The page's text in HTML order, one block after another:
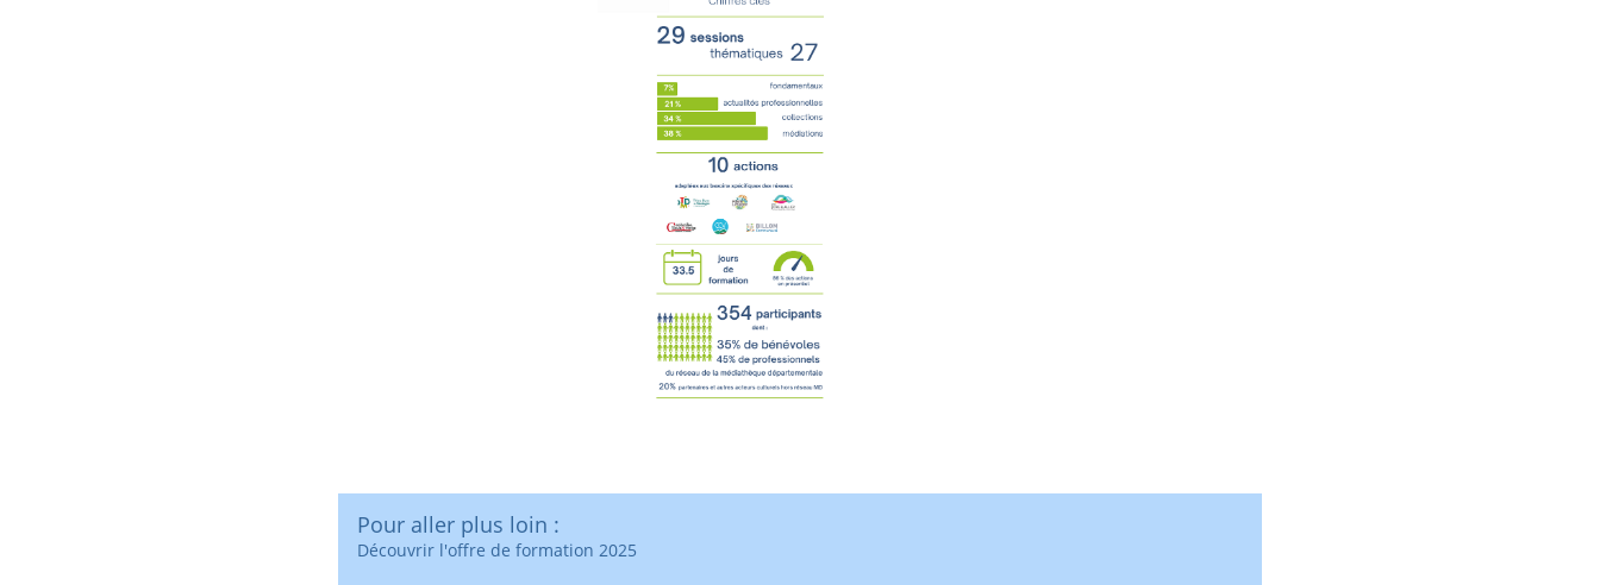
Pour aller plus loin :
Découvrir l'offre de formation 2025